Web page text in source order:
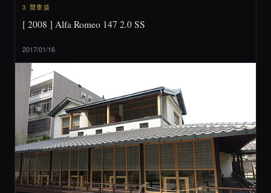
3 閒車談
[ 2008 ] Alfa Romeo 147 2.0 SS
2017/01/16